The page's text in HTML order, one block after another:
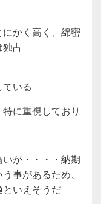
かく高く、綿密
占
いる
に重視しており
が・・・・納期
事があるため、
いえそうだ